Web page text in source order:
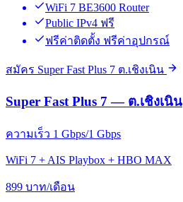
WiFi 7 BE3600 Router
Public IPv4 ฟรี
ฟรีค่าติดตั้ง ฟรีค่าอุปกรณ์
สมัคร Super Fast Plus 7 ต.เชิงเนิน
Super Fast Plus 7 — ต.เชิงเนิน
ความเร็ว 1 Gbps/1 Gbps
WiFi 7 + AIS Playbox + HBO MAX
899 บาท/เดือน